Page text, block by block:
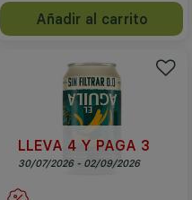
Añadir al carrito
LLEVA 4 Y PAGA 3
30/07/2026 - 02/09/2026